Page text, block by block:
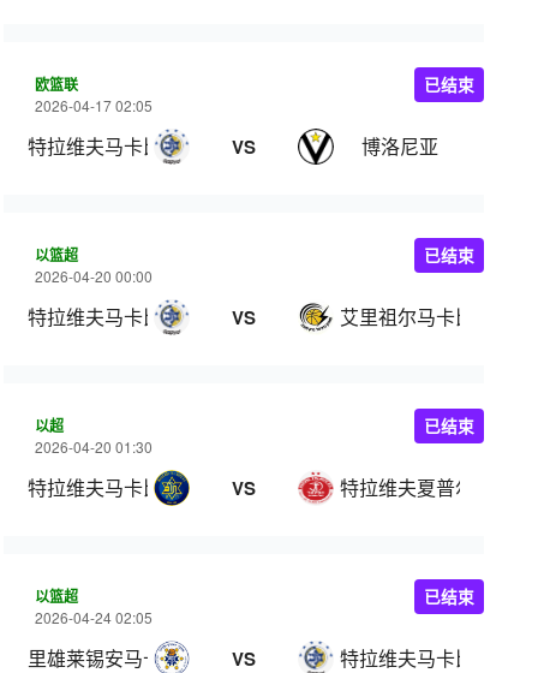
欧篮联
2026-04-17 02:05
特拉维夫马卡比 VS 博洛尼亚
已结束
以篮超
2026-04-20 00:00
特拉维夫马卡比 VS 艾里祖尔马卡比
已结束
以超
2026-04-20 01:30
特拉维夫马卡比 VS 特拉维夫夏普尔
已结束
以篮超
2026-04-24 02:05
里雄莱锡安马卡比 VS 特拉维夫马卡比
已结束